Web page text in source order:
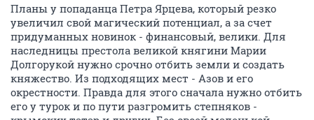
Планы у попаданца Петра Ярцева, который резко
увеличил свой магический потенциал, а за счет
придуманных новинок - финансовый, велики. Для
наследницы престола великой княгини Марии
Долгорукой нужно срочно отбить земли и создать
княжество. Из подходящих мест - Азов и его
окрестности. Правда для этого сначала нужно отбить
его у турок и по пути разгромить степняков -